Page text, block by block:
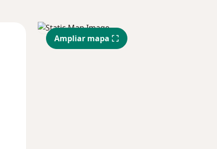
Lun
10 Ago
Mar
11 Ago
Ampliar mapa